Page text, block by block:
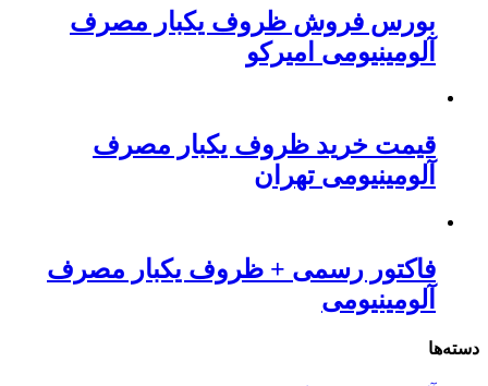
بورس فروش ظروف یکبار مصرف
آلومینیومی امیرکو
قیمت خرید ظروف یکبار مصرف
آلومینیومی تهران
فاکتور رسمی + ظروف یکبار مصرف
آلومینیومی
دسته‌ها